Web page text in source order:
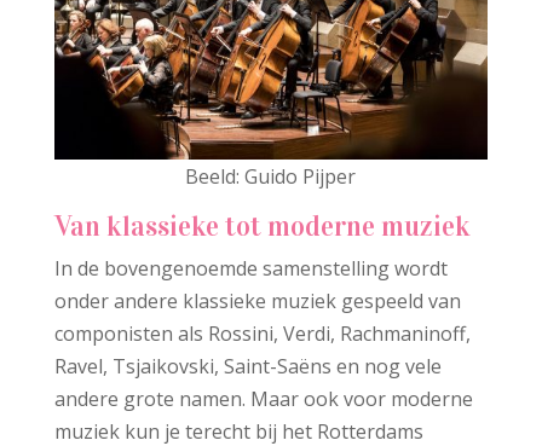
Beeld: Guido Pijper
Van klassieke tot moderne muziek
In de bovengenoemde samenstelling wordt
onder andere klassieke muziek gespeeld van
componisten als Rossini, Verdi, Rachmaninoff,
Ravel, Tsjaikovski, Saint-Saëns en nog vele
andere grote namen. Maar ook voor moderne
muziek kun je terecht bij het Rotterdams